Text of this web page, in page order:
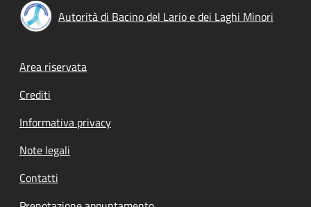
Autorità di Bacino del Lario e dei Laghi Minori
Footer menu
Area riservata
Crediti
Informativa privacy
Note legali
Contatti